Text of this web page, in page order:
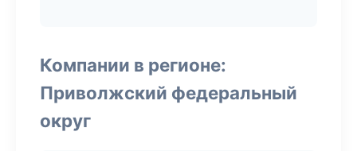
Компании в регионе:
Приволжский федеральный
округ